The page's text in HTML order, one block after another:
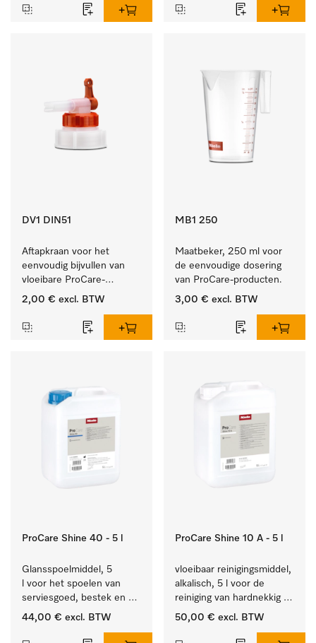
DV1 DIN51
Aftapkraan voor het
eenvoudig bijvullen van
vloeibare ProCare-
producten.
2,00 € excl. BTW
MB1 250
Maatbeker, 250 ml voor
de eenvoudige dosering
van ProCare-producten.
3,00 € excl. BTW
ProCare Shine 40 - 5 l
Glansspoelmiddel, 5
l voor het spoelen van
serviesgoed, bestek en
ideaal voor glazen.
44,00 € excl. BTW
ProCare Shine 10 A - 5 l
vloeibaar reinigingsmiddel,
alkalisch, 5 l voor de
reiniging van hardnekkig
vuil op serviesgoed,
50,00 € excl. BTW